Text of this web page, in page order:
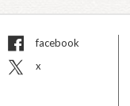
facebook
x